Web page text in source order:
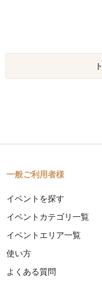
一般ご利用者様
イベントを探す
イベントカテゴリ一覧
イベントエリア一覧
使い方
よくある質問